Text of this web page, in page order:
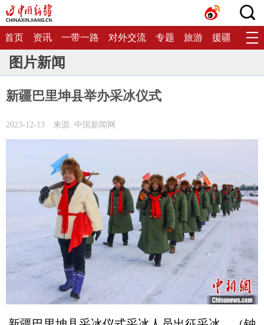
首页 资讯 一带一路 对外交流 专题 旅游 援疆 生态
图片新闻
新疆巴里坤县举办采冰仪式
2023-12-13 来源: 中国新闻网